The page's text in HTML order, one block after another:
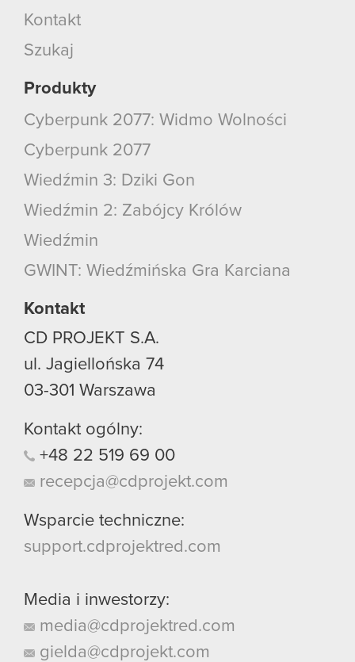
Kontakt
Szukaj
Produkty
Cyberpunk 2077: Widmo Wolności
Cyberpunk 2077
Wiedźmin 3: Dziki Gon
Wiedźmin 2: Zabójcy Królów
Wiedźmin
GWINT: Wiedźmińska Gra Karciana
Kontakt
CD PROJEKT S.A.
ul. Jagiellońska 74
03-301 Warszawa
Kontakt ogólny:
+48 22 519 69 00
recepcja@cdprojekt.com
Wsparcie techniczne:
support.cdprojektred.com
Media i inwestorzy:
media@cdprojektred.com
gielda@cdprojekt.com